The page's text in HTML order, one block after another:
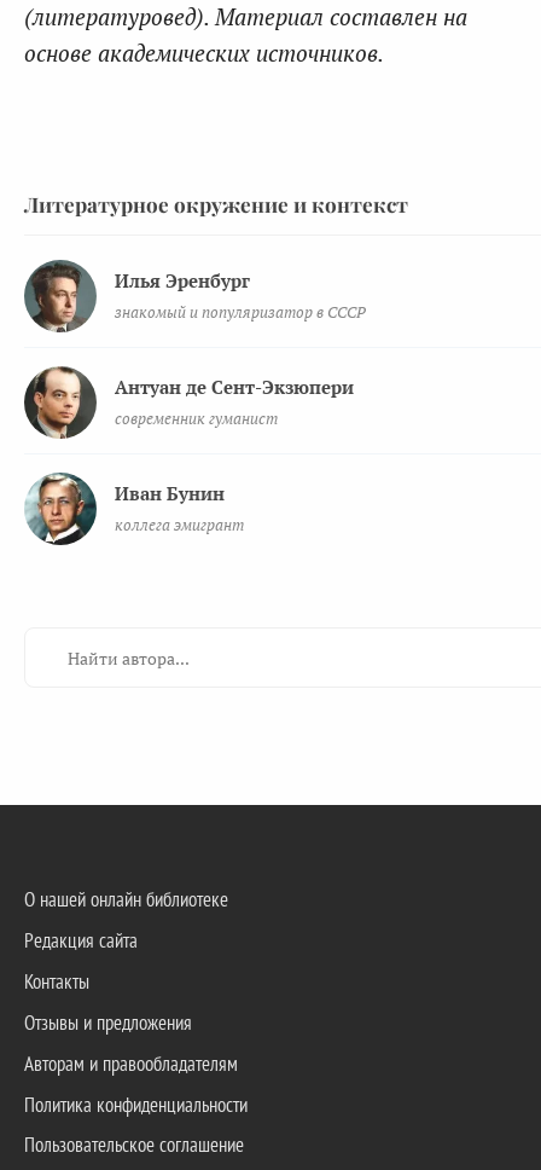
(литературовед). Материал составлен на
основе академических источников.
Литературное окружение и контекст
Илья Эренбург
знакомый и популяризатор в СССР
Антуан де Сент-Экзюпери
современник гуманист
Иван Бунин
коллега эмигрант
О нашей онлайн библиотеке
Редакция сайта
Контакты
Отзывы и предложения
Авторам и правообладателям
Политика конфиденциальности
Пользовательское соглашение